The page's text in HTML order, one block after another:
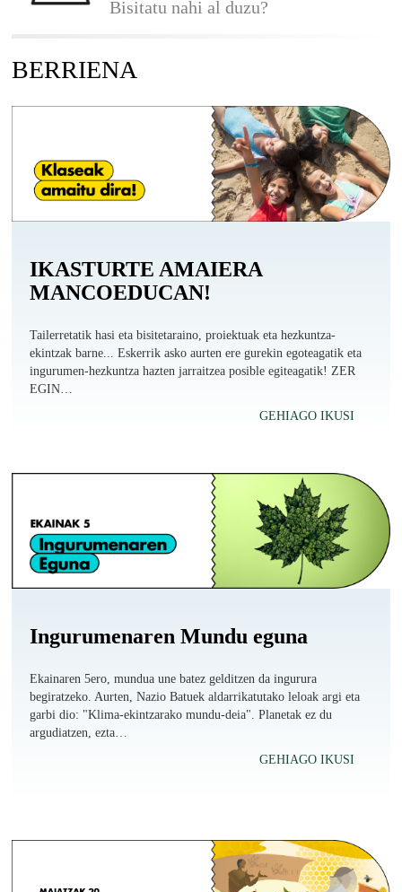
Bisitatu nahi al duzu?
BERRIENA
IKASTURTE AMAIERA
MANCOEDUCAN!
Tailerretatik hasi eta bisitetaraino, proiektuak eta hezkuntza-
ekintzak barne... Eskerrik asko aurten ere gurekin egoteagatik eta
ingurumen-hezkuntza hazten jarraitzea posible egiteagatik! ZER
EGIN…
GEHIAGO IKUSI
Ingurumenaren Mundu eguna
Ekainaren 5ero, mundua une batez gelditzen da ingurura
begiratzeko. Aurten, Nazio Batuek aldarrikatutako leloak argi eta
garbi dio: "Klima-ekintzarako mundu-deia". Planetak ez du
argudiatzen, ezta…
GEHIAGO IKUSI